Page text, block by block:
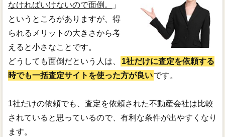
なければいけないので面倒。
」
というところがありますが、得
られるメリットの大きさから考
えると小さなことです。
どうしても面倒だという人は、
1社だけに査定を依頼する
時でも一括査定サイトを使った方が良いです。
1社だけの依頼でも、査定を依頼された不動産会社は比較
されていると思っているので、有利な条件が出やすくなり
ます。